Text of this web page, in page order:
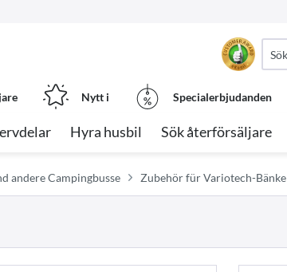
Nytt i Specialerbjudanden
Hyra husbil Sök återförsäljare
andere Campingbusse Zubehör für Variotech-Bänke